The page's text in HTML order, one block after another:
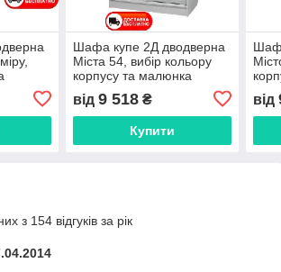
Шафа купе 2Д дводверна
Міста 54, вибір кольору
корпусу та малюнка
від 9 518₴
Купити
від
з 154 відгуків за рік